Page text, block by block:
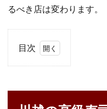
るべき店は変わります。
目次
高